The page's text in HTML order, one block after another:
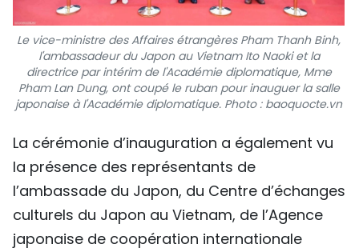
PHOTO
VIDÉO
TIẾNG VIỆT
ENGLISH
中文
Le vice-ministre des Affaires étrangères Pham Thanh Binh,
l'ambassadeur du Japon au Vietnam Ito Naoki et la
directrice par intérim de l'Académie diplomatique, Mme
Pham Lan Dung, ont coupé le ruban pour inauguer la salle
japonaise à l'Académie diplomatique. Photo : baoquocte.vn
La cérémonie d’inauguration a également vu
la présence des représentants de
l’ambassade du Japon, du Centre d’échanges
culturels du Japon au Vietnam, de l’Agence
japonaise de coopération internationale